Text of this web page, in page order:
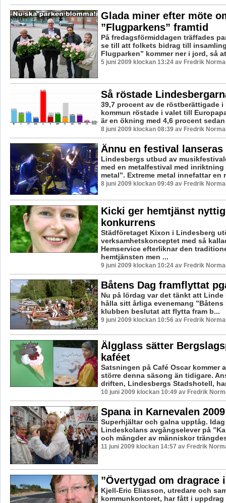
Glada miner efter möte
”Flugparkens” framtid
På fredagsförmiddagen träffades
se till att folkets bidrag till
Flugparken” kommer ner i jord, så
5 juni 2009 klockan 13:24 av Fredrik
Så röstade
39,7 procent av de röstberättigade
kommun röstade i valet till
är en ökning med 4,6 procent sedan
8 juni 2009 klockan 08:39 av Fredrik
Ännu en festival lanseras
Lindesbergs utbud av
med en metalfestival med inriktning
metal”. Extreme metal innefattar en
8 juni 2009 klockan 09:49 av Fredrik
Kicki ger hemtjänst nyttig
konkurrens
Städföretaget Kixon i Lindesberg
verksamhetskonceptet med så
Hemservice efterliknar den
hemtjänsten men ...
9 juni 2009 klockan 10:24 av Fredrik
Båtens Dag framflyttat
Nu på lördag var det tänkt att
hålla sitt årliga evenemang ”Båtens
klubben beslutat att flytta fram b...
9 juni 2009 klockan 10:56 av Fredrik
Älgglass sätter
kaféet
Satsningen på Café Oscar kommer
större denna säsong än tidigare.
driften, Lindesbergs Stadshotell,
10 juni 2009 klockan 10:49 av Fredrik
Spana in Karnevalen 2009
Superhjältar och galna upptåg.
Lindeskolans avgångselever på
och mängder av människor
11 juni 2009 klockan 14:57 av Fredrik
”Övertygad om dragrace
Kjell-Eric Eliasson, utredare och
kommunkontoret, har fått i